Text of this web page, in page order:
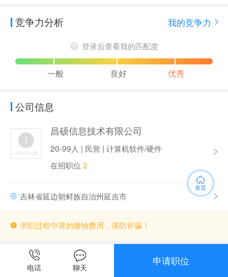
竞争力分析 我的竞争力
登录后查看我的匹配度
一般 良好 优秀
公司信息
昌硕信息技术有限公司
20-99人 | 民营 | 计算机软件/硬件
在招职位 2
吉林省延边朝鲜族自治州延吉市
求职过程中请勿缴纳费用，谨防诈骗！
电话 聊天
申请职位
首页